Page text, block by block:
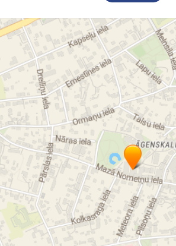
наполнитель подушек
наполнитель игрушек
наполнитель матрасов
синтепон
холофайберы
стегание
Инкапсуляция